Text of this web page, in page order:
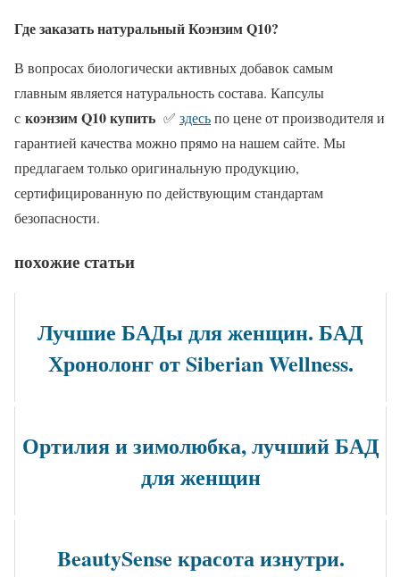
Где заказать натуральный Коэнзим Q10?
В вопросах биологически активных добавок самым
главным является натуральность состава. Капсулы
с коэнзим Q10 купить ✅ здесьпо цене от производителя и
гарантией качества можно прямо на нашем сайте. Мы
предлагаем только оригинальную продукцию,
сертифицированную по действующим стандартам
безопасности.
похожие статьи
Лучшие БАДы для женщин. БАД
Хронолонг от Siberian Wellness.
Ортилия и зимолюбка, лучший БАД
для женщин
BeautySense красота изнутри.